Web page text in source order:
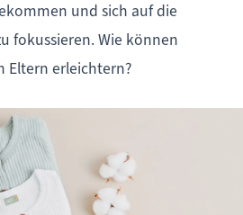
und sich auf die
fokussieren. Wie können
Eltern erleichtern?